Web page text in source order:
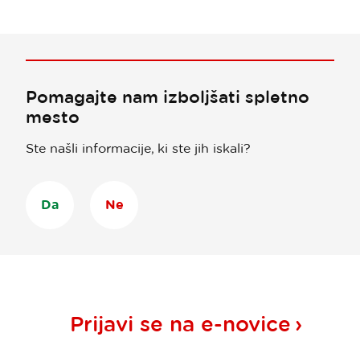
Pomagajte nam izboljšati spletno
mesto
Ste našli informacije, ki ste jih iskali?
Da Ne
Prijavi se na e-novice